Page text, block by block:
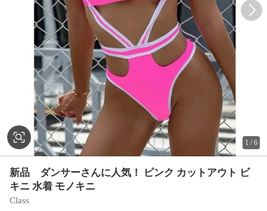
1 /6
新品 ダンサーさんに人気！ ピンク カットアウト ビ
キニ 水着 モノキニ
Class